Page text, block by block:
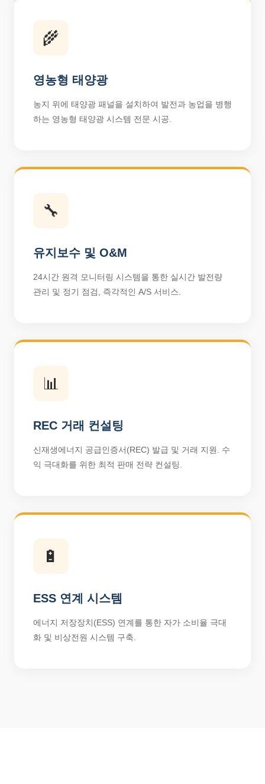
🌾
영농형 태양광
농지 위에 태양광 패널을 설치하여 발전과 농업을 병행
하는 영농형 태양광 시스템 전문 시공.
🔧
유지보수 및 O&M
24시간 원격 모니터링 시스템을 통한 실시간 발전량
관리 및 정기 점검, 즉각적인 A/S 서비스.
📊
REC 거래 컨설팅
신재생에너지 공급인증서(REC) 발급 및 거래 지원. 수
익 극대화를 위한 최적 판매 전략 컨설팅.
🔋
ESS 연계 시스템
에너지 저장장치(ESS) 연계를 통한 자가 소비율 극대
화 및 비상전원 시스템 구축.